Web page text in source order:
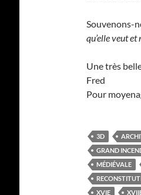
Souvenons-
qu’elle veut et
Une très
Fred
Pour
3D
GRAND
MÉDIÉVALE
XVIE